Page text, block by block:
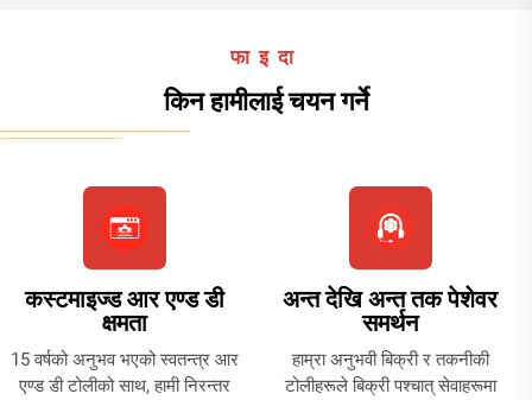
फाइदा
किन हामीलाई चयन गर्ने
कस्टमाइज्ड आर एण्ड डी
क्षमता
15 वर्षको अनुभव भएको स्वतन्त्र आर
एण्ड डी टोलीको साथ, हामी निरन्तर
अन्त देखि अन्त तक पेशेवर
समर्थन
हाम्रा अनुभवी बिक्री र तकनीकी
टोलीहरूले बिक्री पश्चात् सेवाहरूमा